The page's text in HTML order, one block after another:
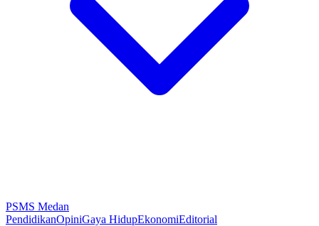
PSMS Medan
PendidikanOpiniGaya HidupEkonomiEditorial